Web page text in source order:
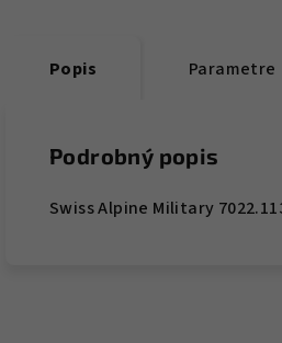
Popis Parametre
Podrobný popis
Swiss Alpine Military